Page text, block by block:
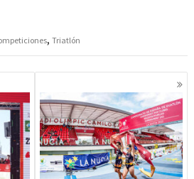
,Triatlón